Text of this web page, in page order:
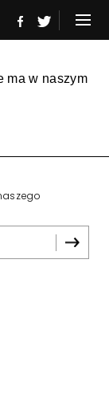
ma w naszym